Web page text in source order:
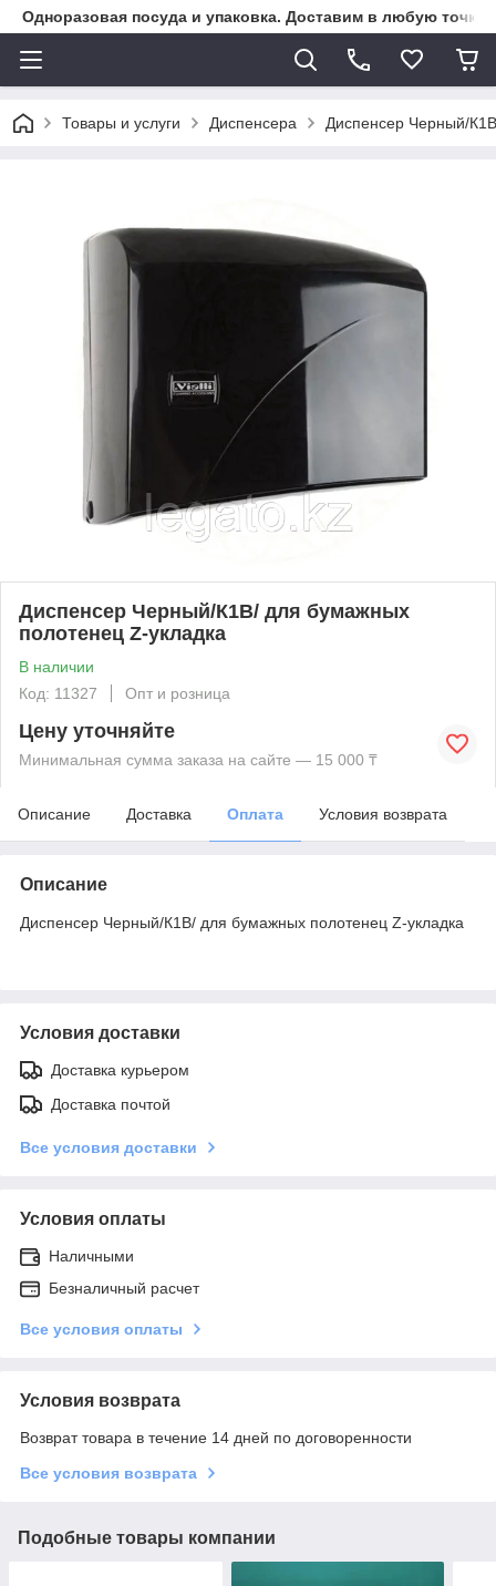
Одноразовая посуда и упаковка. Доставим в любую точку
Товары и услуги Диспенсера Диспенсер Черный/
Диспенсер Черный/К1В/ для бумажных
полотенец Z-укладка
В наличии
Код: 11327
Опт и розница
Цену уточняйте
Минимальная сумма заказа на сайте — 15 000 ₸
Описание Доставка Оплата Условия возврата
Описание
Диспенсер Черный/К1В/ для бумажных полотенец Z-укладка
Условия доставки
Доставка курьером
Доставка почтой
Все условия доставки
Условия оплаты
Наличными
Безналичный расчет
Все условия оплаты
Условия возврата
Возврат товара в течение 14 дней по договоренности
Все условия возврата
Подобные товары компании